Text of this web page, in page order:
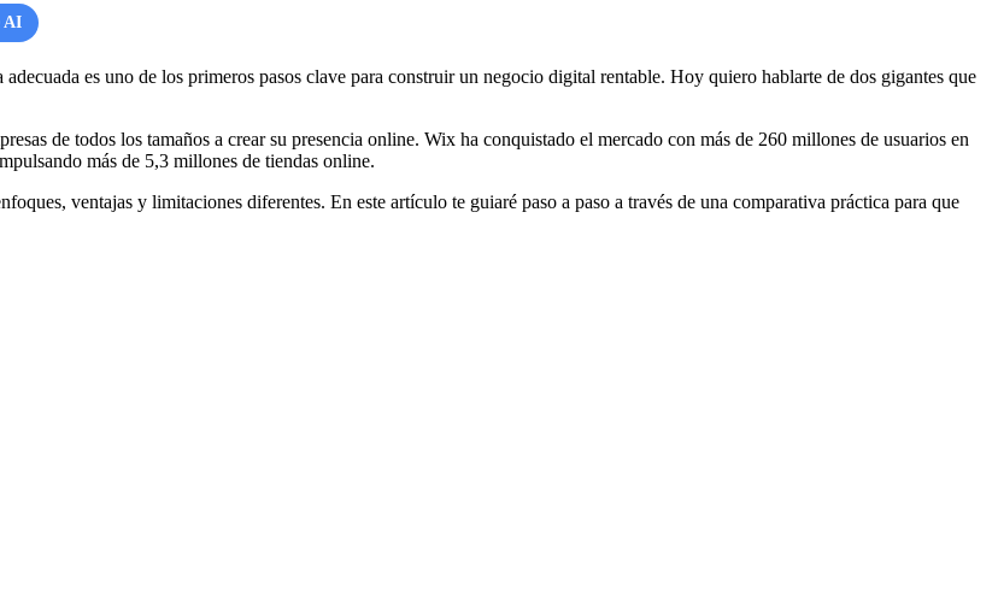
AI
es uno de los primeros pasos clave para construir un negocio digital rentable. Hoy quiero hablarte de dos gigantes que
de todos los tamaños a crear su presencia online. Wix ha conquistado el mercado con más de 260 millones de usuarios en
más de 5,3 millones de tiendas online.
ventajas y limitaciones diferentes. En este artículo te guiaré paso a paso a través de una comparativa práctica para que